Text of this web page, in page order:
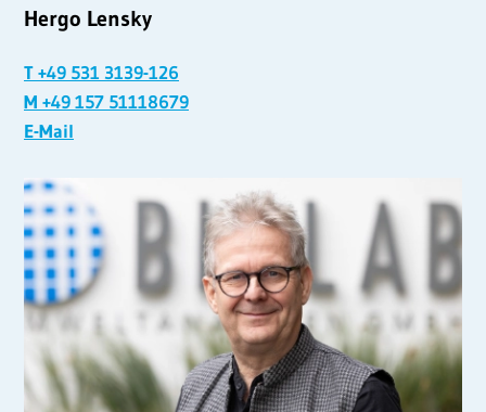
Hergo Lensky
T +49 531 3139-126
M +49 157 51118679
E-Mail